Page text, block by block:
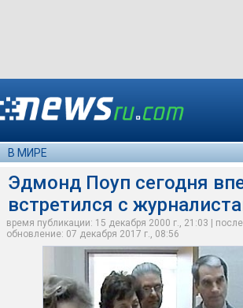
В МИРЕ
Эдмонд Поуп сегодня
встретился с
время публикации: 15 декабря 2000 г., 21:03 |
обновление: 07 декабря 2017 г., 08:56